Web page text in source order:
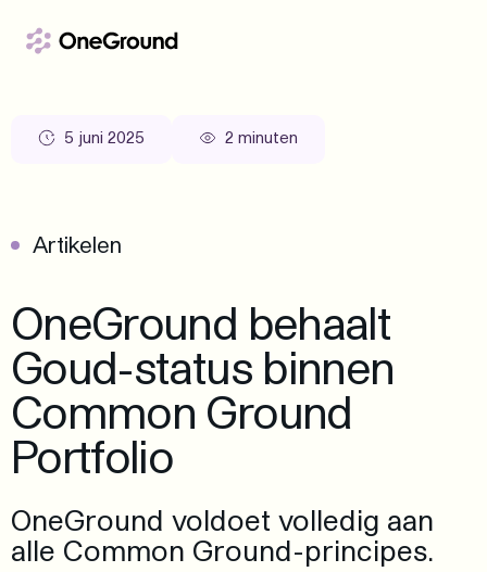
5 juni 2025 2 minuten
Artikelen
OneGround behaalt
Goud-status binnen
Common Ground
Portfolio
OneGround voldoet volledig aan
alle Common Ground-principes.